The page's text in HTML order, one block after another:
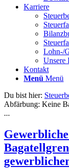
Karriere
Lohn-/
Unsere
Kontakt
Menü Menü
Du bist hier:
Abfärbung: Keine
...